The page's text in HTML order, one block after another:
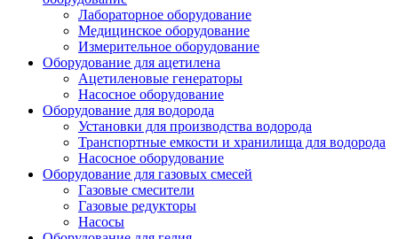
Лабораторное оборудование
Медицинское оборудование
Измерительное оборудование
Оборудование для ацетилена
Ацетиленовые генераторы
Насосное оборудование
Оборудование для водорода
Установки для производства водорода
Транспортные емкости и хранилища для водорода
Насосное оборудование
Оборудование для газовых смесей
Газовые смесители
Газовые редукторы
Насосы